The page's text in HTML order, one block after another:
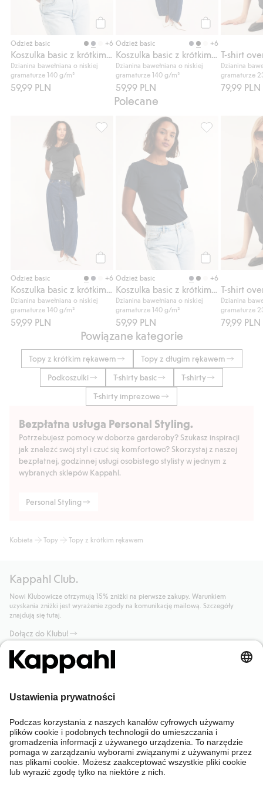
Odzież basic +6
Dzianina bawełniana o niskiej
gramaturze 140 g/m²
59,99 PLN
Odzież basic +6
Dzianina bawełniana o niskiej
gramaturze 140 g/m²
59,99 PLN
Dzianina
gramaturze
79,99 PLN
Polecane
Odzież basic +6
Dzianina bawełniana o niskiej
gramaturze 140 g/m²
59,99 PLN
Koszulka basic z krótkim rękawem,
Odzież basic +6
Dzianina bawełniana o niskiej
gramaturze 140 g/m²
59,99 PLN
Koszulka
Dzianina
gramaturze
79,99 PLN
Powiązane kategorie
Topy z krótkim rękawem
Topy z długim rękawem
Podkoszulki
T-shirty basic
T-shirty
T-shirty imprezowe
Bezpłatna usługa Personal Styling.
Potrzebujesz pomocy w doborze garderoby? Szukasz inspiracji
jak znaleźć swój styl i czuć się komfortowo? Skorzystaj z naszej
bezpłatnej, godzinnej usługi osobistego stylisty w jednym z
wybranych sklepów Kappahl.
Personal Styling
Kobieta Topy Topy z krótkim rękawem
Kappahl Club.
Nowi Klubowicze otrzymują 15% zniżki na pierwsze zakupy. Warunkiem
uzyskania zniżki jest wyrażenie zgody na komunikację mailową. Szczegóły
znajdują się tutaj.
Dołącz do Klubu!
Potrzebujesz pomocy?
Sklep internetowy
Kappahl Club